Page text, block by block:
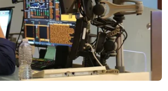
bảo mật nghiêm trọng trên
hợp AI
Microsoft phụ thuộc phần lớn